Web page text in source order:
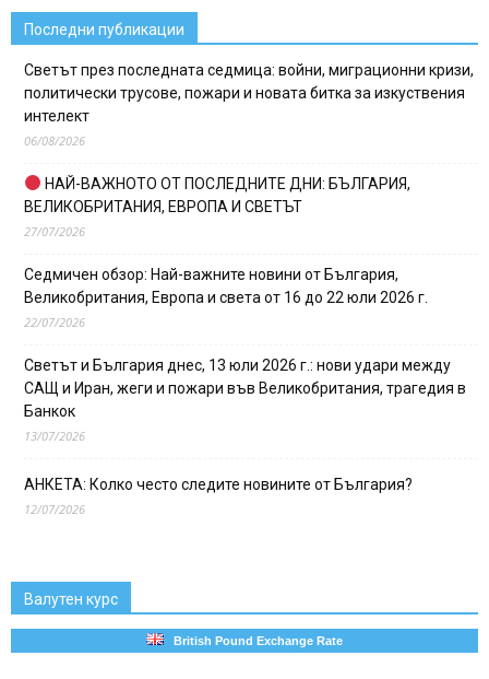
Последни публикации
Светът през последната седмица: войни, миграционни кризи,
политически трусове, пожари и новата битка за изкуствения
интелект
06/08/2026
НАЙ-ВАЖНОТО ОТ ПОСЛЕДНИТЕ ДНИ: БЪЛГАРИЯ,
ВЕЛИКОБРИТАНИЯ, ЕВРОПА И СВЕТЪТ
27/07/2026
Седмичен обзор: Най-важните новини от България,
Великобритания, Европа и света от 16 до 22 юли 2026 г.
22/07/2026
Светът и България днес, 13 юли 2026 г.: нови удари между
САЩ и Иран, жеги и пожари във Великобритания, трагедия в
Банкок
13/07/2026
АНКЕТА: Колко често следите новините от България?
12/07/2026
Валутен курс
British Pound Exchange Rate